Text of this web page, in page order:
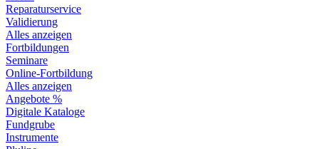
Reparaturservice
Validierung
Alles anzeigen
Fortbildungen
Seminare
Online-Fortbildung
Alles anzeigen
Angebote %
Digitale Kataloge
Fundgrube
Instrumente